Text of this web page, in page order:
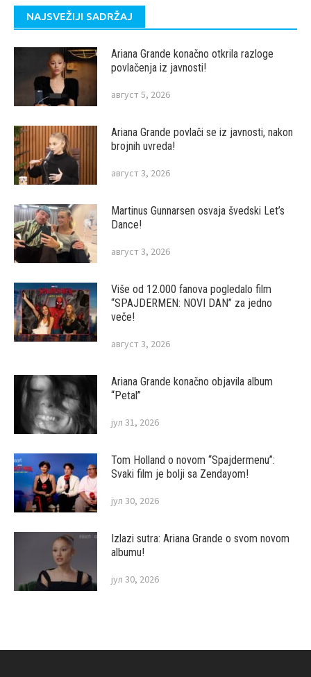
NAJSVEŽIJI SADRŽAJ
Ariana Grande konačno otkrila razloge
povlačenja iz javnosti!
август 5, 2026
Ariana Grande povlači se iz javnosti, nakon
brojnih uvreda!
август 3, 2026
Martinus Gunnarsen osvaja švedski Let’s
Dance!
август 3, 2026
Više od 12.000 fanova pogledalo film
“SPAJDERMEN: NOVI DAN” za jedno
veče!
август 3, 2026
Ariana Grande konačno objavila album
“Petal”
јул 31, 2026
Tom Holland o novom “Spajdermenu”:
Svaki film je bolji sa Zendayom!
јул 30, 2026
Izlazi sutra: Ariana Grande o svom novom
albumu!
јул 30, 2026